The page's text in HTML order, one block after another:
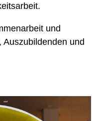
und
Auszubildenden und